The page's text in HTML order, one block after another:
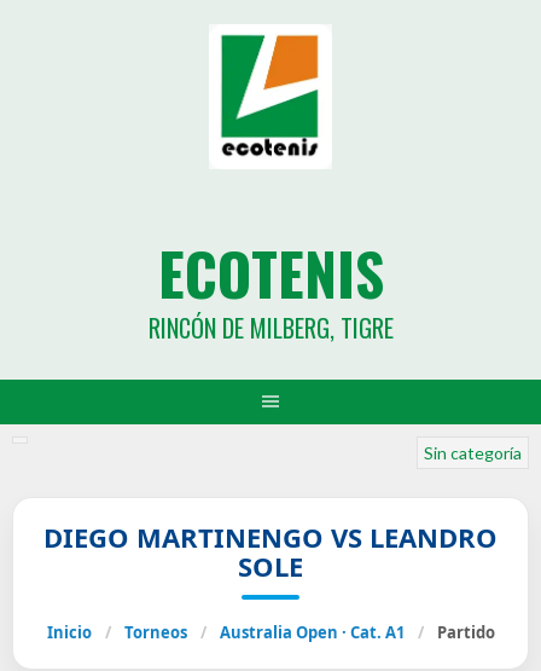
ECOTENIS
RINCÓN DE MILBERG, TIGRE
Sin categoría
DIEGO MARTINENGO VS LEANDRO
SOLE
Inicio / Torneos / Australia Open · Cat. A1 / Partido